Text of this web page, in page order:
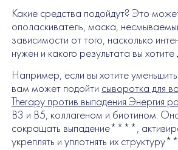
Какие средства подойдут? Это
ополаскиватель, маска,
зависимости от того, насколько
нужен и какого результата вы хотите
Например, если вы хотите
вам может подойти сыворотка для
Therapy против выпадения Энергия
B3 и B5, коллагеном и биотином.
сокращать выпадение****,
укреплять и уплотнять их